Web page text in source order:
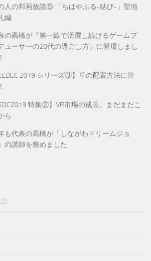
人の邦画放談⑤ 「ちはやふる-結び-」聖地
編
の高橋が『第一線で活躍し続けるゲームプ
ューサーの20代の過ごし方』に登壇しまし
CEDEC 2019 シリーズ③】草の配置方法に注
GDC2019 特集②】VR市場の成長、まだまだこ
ら
も代表の高橋が「しながわドリームジョ
の講師を務めました